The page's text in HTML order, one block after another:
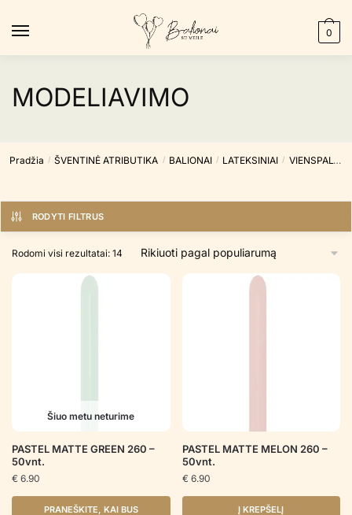
0
MODELIAVIMO
Pradžia / ŠVENTINĖ ATRIBUTIKA / BALIONAI / LATEKSINIAI / VIENSPALVIAI
RODYTI FILTRUS
Rodomi visi rezultatai: 14 Rūšiuojama
populiarumą
Šiuo metu neturime
PASTEL MATTE GREEN 260 –
50vnt.
€ 6.90
PRANEŠKITE, KAI BUS
PASTEL MATTE MELON 260 –
50vnt.
€ 6.90
Į KREPŠELĮ